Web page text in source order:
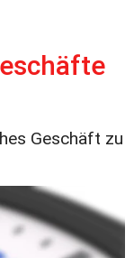
Geschäft zu